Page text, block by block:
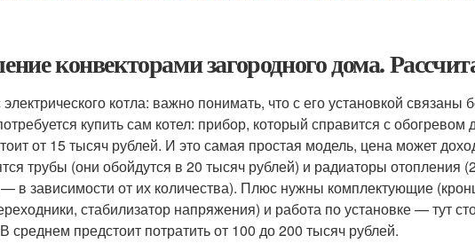
конвекторами загородного дома.
котла: важно понимать, что с его установкой
купить сам котел: прибор, который справится с
от 15 тысяч рублей. И это самая простая модель, цена может
трубы (они обойдутся в 20 тысяч рублей) и радиаторы отопления
в зависимости от их количества). Плюс нужны комплектующие
стабилизатор напряжения) и работа по установке — тут
среднем предстоит потратить от 100 до 200 тысяч рублей.